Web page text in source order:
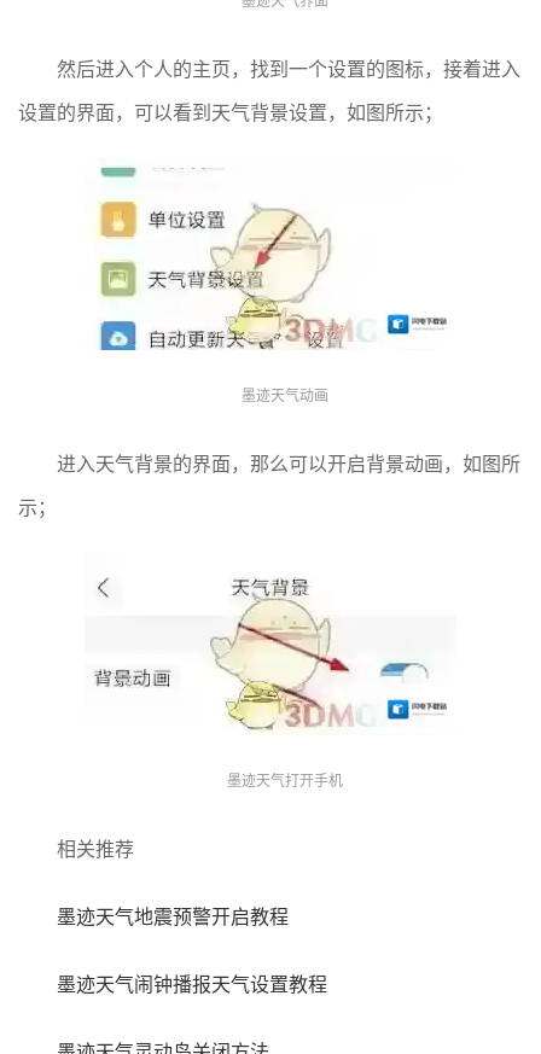
然后进入个人的主页，找到一个设置的图标，接着进入
设置的界面，可以看到天气背景设置，如图所示；
墨迹天气动画
进入天气背景的界面，那么可以开启背景动画，如图所
示；
墨迹天气打开手机
相关推荐
墨迹天气地震预警开启教程
墨迹天气闹钟播报天气设置教程